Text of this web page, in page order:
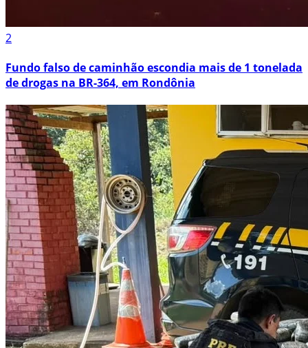
2
Fundo falso de caminhão escondia mais de 1 tonelada
de drogas na BR-364, em Rondônia